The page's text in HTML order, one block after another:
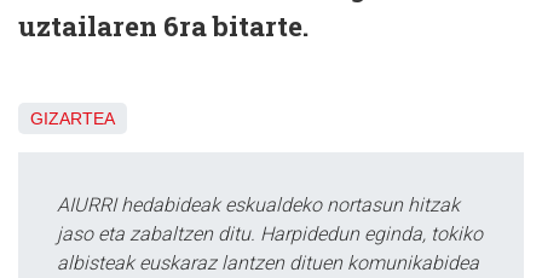
uztailaren 6ra bitarte.
GIZARTEA
AIURRI hedabideak eskualdeko nortasun hitzak
jaso eta zabaltzen ditu. Harpidedun eginda, tokiko
albisteak euskaraz lantzen dituen komunikabidea